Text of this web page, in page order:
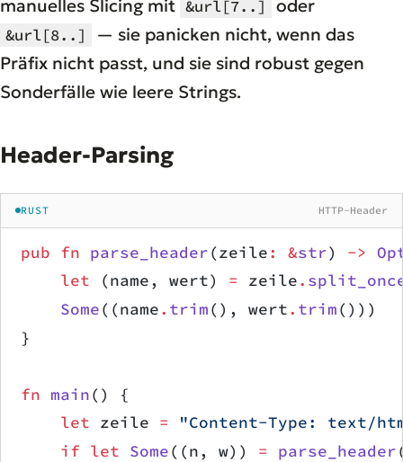
manuelles Slicing mit &url[7..] oder
&url[8..]
— sie panicken nicht, wenn das
Präfix nicht passt, und sie sind robust gegen
Sonderfälle wie leere Strings.
Header-Parsing
RUST HTTP-Header
pub fn parse_header(zeile: &str) ->
    let
(name, wert) = zeile.
    Some
((name. trim(), wert. trim()))
}
fn main() {
    let
zeile = "Content-Type: text/
    if
let Some((n, w)) = parse_header